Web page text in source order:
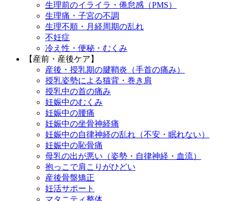
生理前のイライラ・倦怠感（PMS）
生理痛・子宮の不調
生理不順・月経周期の乱れ
不妊症
冷え性・便秘・むくみ
【産前・産後ケア】
産後・授乳期の腱鞘炎（手首の痛み）
授乳姿勢による猫背・巻き肩
授乳中の首の痛み
妊娠中のむくみ
妊娠中の腰痛
妊娠中の坐骨神経痛
妊娠中の自律神経の乱れ（不安・眠れない）
妊娠中の恥骨痛
母乳の出が悪い（姿勢・自律神経・血流）
抱っこで肩こりがひどい
産後骨盤矯正
妊活サポート
マタニティ整体